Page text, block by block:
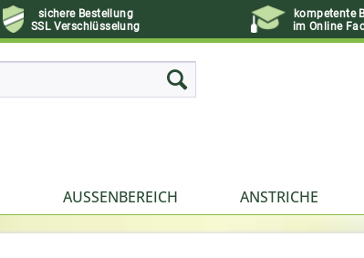
sichere Bestellung
SSL Verschlüsselung
kompetente
im Online
AUSSENBEREICH ANSTRICHE